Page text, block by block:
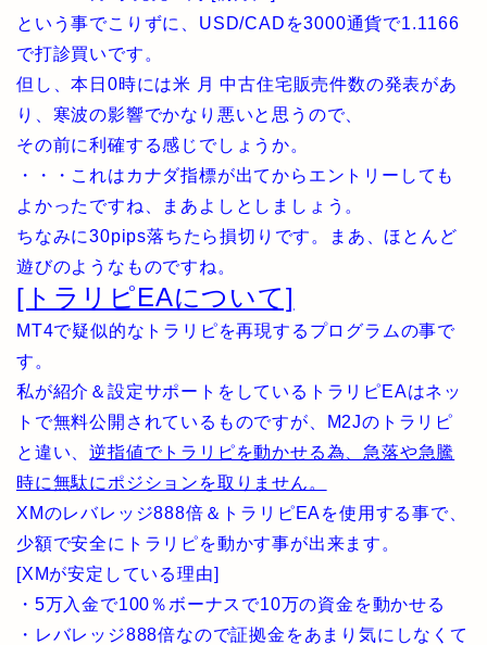
という事でこりずに、USD/CADを3000通貨で1.1166
で打診買いです。
但し、本日0時には米 月 中古住宅販売件数の発表があ
り、寒波の影響でかなり悪いと思うので、
その前に利確する感じでしょうか。
・・・これはカナダ指標が出てからエントリーしても
よかったですね、まあよしとしましょう。
ちなみに30pips落ちたら損切りです。まあ、ほとんど
遊びのようなものですね。
[トラリピEAについて]
MT4で疑似的なトラリピを再現するプログラムの事で
す。
私が紹介＆設定サポートをしているトラリピEAはネッ
トで無料公開されているものですが、M2Jのトラリピ
と違い、逆指値でトラリピを動かせる為、急落や急騰
時に無駄にポジションを取りません。
XMのレバレッジ888倍＆トラリピEAを使用する事で、
少額で安全にトラリピを動かす事が出来ます。
[XMが安定している理由]
・5万入金で100％ボーナスで10万の資金を動かせる
・レバレッジ888倍なので証拠金をあまり気にしなくて